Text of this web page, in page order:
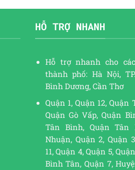
HỖ TRỢ NHANH
Hỗ trợ nhanh cho
thành phố: Hà Nội,
Bình Dương, Cần Thơ
Quận 1, Quận 12, Quận
Quận Gò Vấp, Quận
Tân Bình, Quận Tân
Nhuận, Quận 2, Quận
11, Quận 4, Quận 5,
Bình Tân, Quận 7,